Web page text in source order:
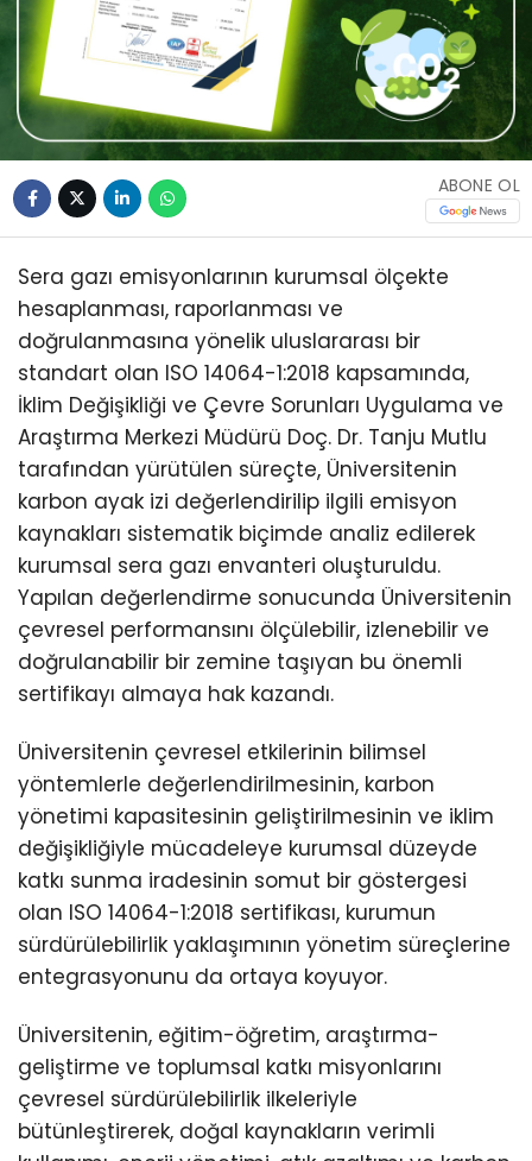
ABONE OL
Sera gazı emisyonlarının kurumsal ölçekte
hesaplanması, raporlanması ve
doğrulanmasına yönelik uluslararası bir
standart olan ISO 14064-1:2018 kapsamında,
İklim Değişikliği ve Çevre Sorunları Uygulama ve
Araştırma Merkezi Müdürü Doç. Dr. Tanju Mutlu
tarafından yürütülen süreçte, Üniversitenin
karbon ayak izi değerlendirilip ilgili emisyon
kaynakları sistematik biçimde analiz edilerek
kurumsal sera gazı envanteri oluşturuldu.
Yapılan değerlendirme sonucunda Üniversitenin
çevresel performansını ölçülebilir, izlenebilir ve
doğrulanabilir bir zemine taşıyan bu önemli
sertifikayı almaya hak kazandı.
Üniversitenin çevresel etkilerinin bilimsel
yöntemlerle değerlendirilmesinin, karbon
yönetimi kapasitesinin geliştirilmesinin ve iklim
değişikliğiyle mücadeleye kurumsal düzeyde
katkı sunma iradesinin somut bir göstergesi
olan ISO 14064-1:2018 sertifikası, kurumun
sürdürülebilirlik yaklaşımının yönetim süreçlerine
entegrasyonunu da ortaya koyuyor.
Üniversitenin, eğitim-öğretim, araştırma-
geliştirme ve toplumsal katkı misyonlarını
çevresel sürdürülebilirlik ilkeleriyle
bütünleştirerek, doğal kaynakların verimli